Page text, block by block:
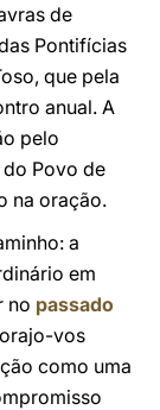
de
Pontifícias
que pela
anual. A
pelo
Povo de
na oração.
a
em
no passado
vos
como uma